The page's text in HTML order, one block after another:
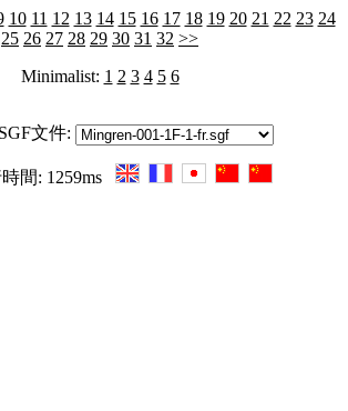
10 11 12 13 14 15 16 17 18 19 20 21 22 23 24
25 26 27 28 29 30 31 32 >>
Minimalist: 1 2 3 4 5 6
文件:
間: 1259ms